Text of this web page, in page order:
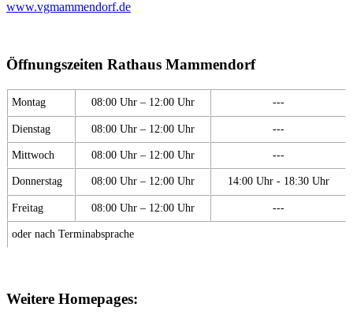
www.vgmammendorf.de
Öffnungszeiten Rathaus Mammendorf
Montag 08:00 Uhr – 12:00 Uhr ---
Dienstag 08:00 Uhr – 12:00 Uhr ---
Mittwoch 08:00 Uhr – 12:00 Uhr ---
Donnerstag 08:00 Uhr – 12:00 Uhr 14:00 Uhr - 18:30 Uhr
Freitag 08:00 Uhr – 12:00 Uhr ---
oder nach Terminabsprache
Weitere Homepages: